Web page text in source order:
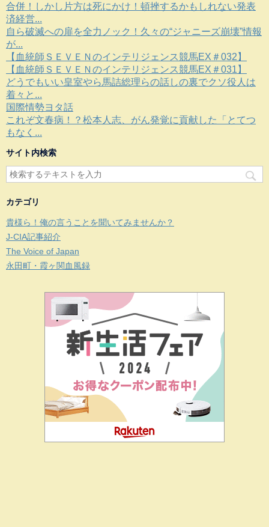
合併！しかし片方は死にかけ！頓挫するかもしれない発表
済経営...
自ら破滅への扉を全力ノック！久々の“ジャニーズ崩壊”情報
が...
【血統師ＳＥＶＥＮのインテリジェンス競馬EX＃032】
【血統師ＳＥＶＥＮのインテリジェンス競馬EX＃031】
どうでもいい皇室やら馬詰総理らの話しの裏でクソ役人は
着々と...
国際情勢ヨタ話
これぞ文春病！？松本人志、がん発覚に貢献した「とてつ
もなく...
サイト内検索
カテゴリ
貴様ら！俺の言うことを聞いてみませんか？
J-CIA記事紹介
The Voice of Japan
永田町・霞ヶ関血風録